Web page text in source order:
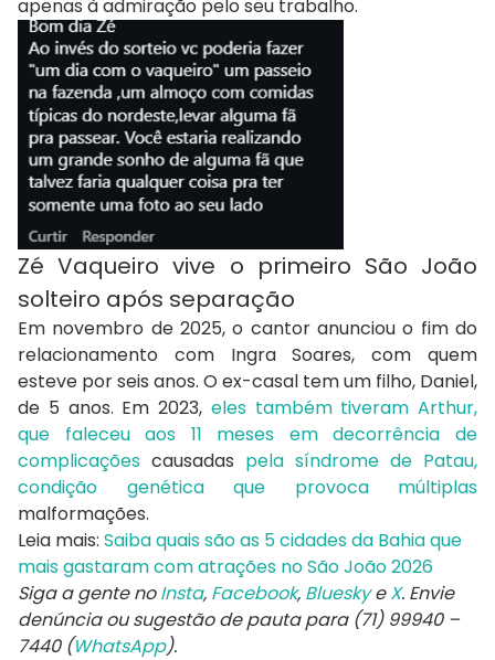
apenas à admiração pelo seu trabalho.
Zé Vaqueiro vive o primeiro São João
solteiro após separação
Em novembro de 2025, o cantor anunciou o fim do
relacionamento com Ingra Soares, com quem
esteve por seis anos. O ex-casal tem um filho, Daniel,
de 5 anos. Em 2023, eles também tiveram Arthur,
que faleceu aos 11 meses em decorrência de
complicações causadas pela síndrome de Patau,
condição genética que provoca múltiplas
malformações.
Leia mais: Saiba quais são as 5 cidades da Bahia que
mais gastaram com atrações no São João 2026
Siga a gente noInsta, Facebook, BlueskyeX. Envie
denúncia ou sugestão de pauta para (71) 99940 –
7440 (WhatsApp).